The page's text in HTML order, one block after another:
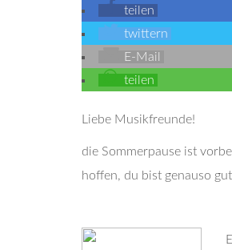
teilen
twittern
E-Mail
teilen
Liebe Musikfreunde!
die Sommerpause ist
hoffen, du bist genauso